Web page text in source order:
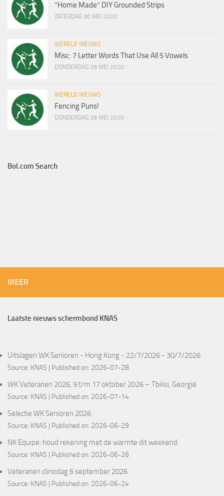
“Home Made” DIY Grounded Strips
ZATERDAG 30 MEI 2020
WERELD NIEUWS
Misc: 7 Letter Words That Use All 5 Vowels
DONDERDAG 28 MEI 2020
WERELD NIEUWS
Fencing Puns!
DONDERDAG 28 MEI 2020
Bol.com Search
MEER
Laatste nieuws schermbond KNAS
Uitslagen WK Senioren - Hong Kong - 22/7/2026 - 30/7/2026
Source: KNAS Published on: 2026-07-28
WK Veteranen 2026, 9 t/m 17 oktober 2026 – Tbilisi, Georgië
Source: KNAS Published on: 2026-07-14
Selectie WK Senioren 2026
Source: KNAS Published on: 2026-06-29
NK Equipe: houd rekening met de warmte dit weekend
Source: KNAS Published on: 2026-06-26
Veteranen clinicdag 6 september 2026
Source: KNAS Published on: 2026-06-24